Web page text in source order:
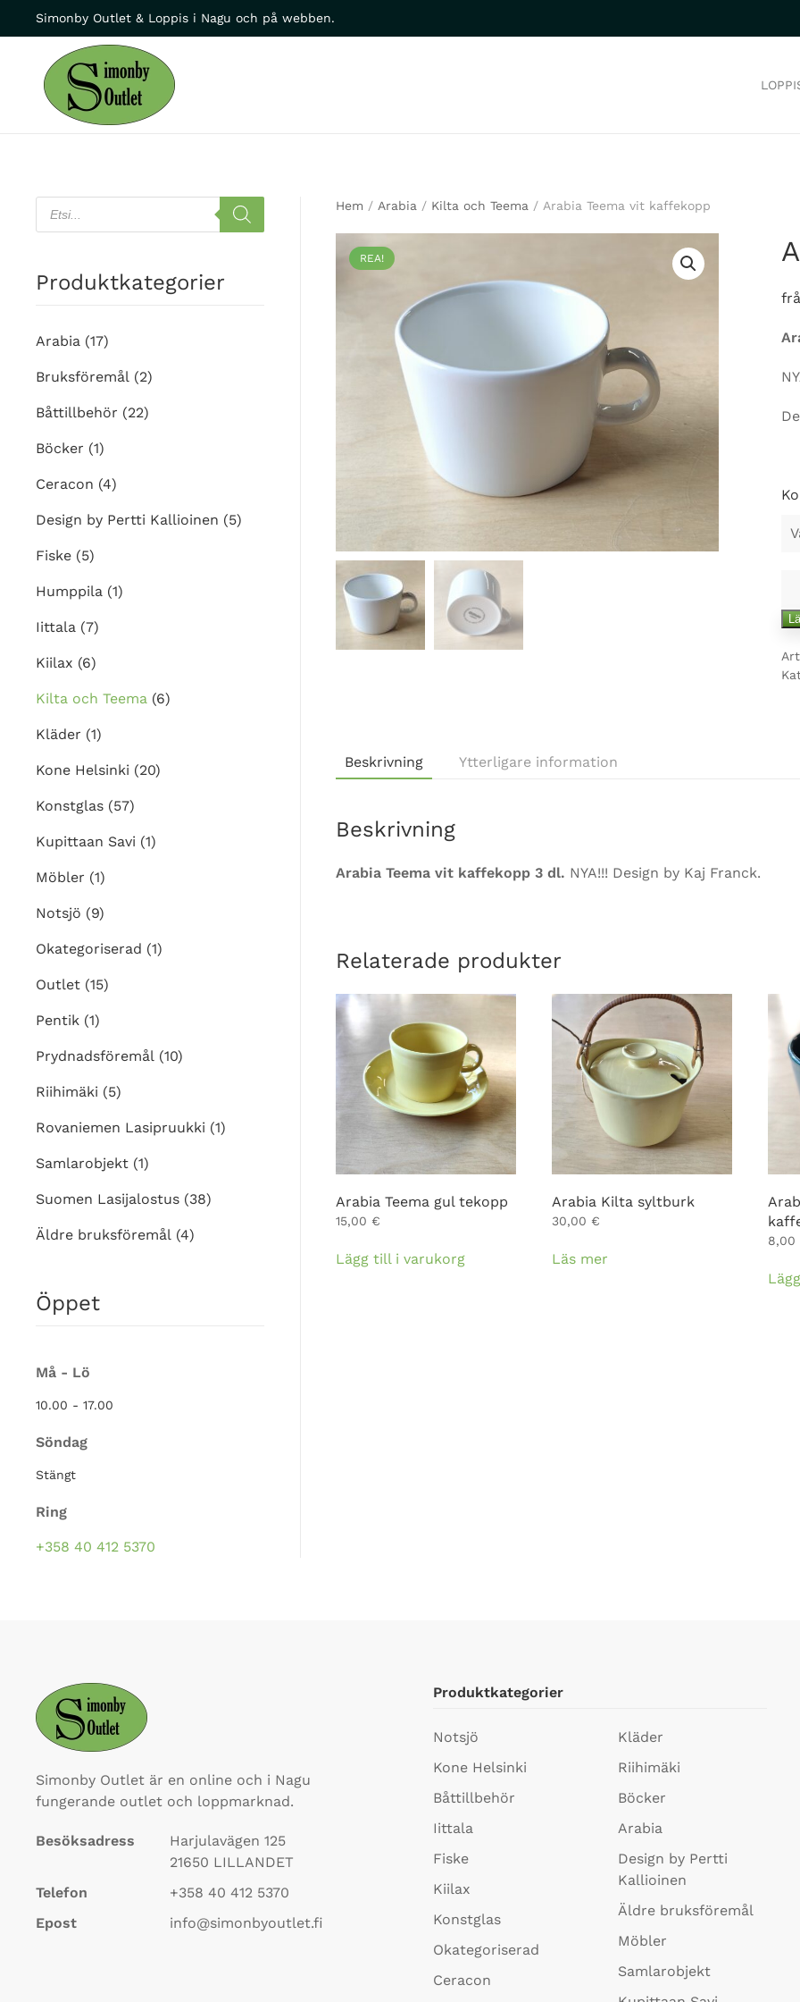
Skip to main content
Simonby Outlet & Loppis i Nagu och på webben.
Hem / Arabia / Kilta och Teema / Arabia Teema vit kaffekopp
REA!
vit
Beskrivning Ytterligare information
Beskrivning
Arabia Teema vit kaffekopp 3 dl. NYA!!! Design by Kaj Franck.
Relaterade produkter
Arabia Teema gul tekopp
15,00 €
Lägg till i varukorg
Arabia Kilta syltburk
30,00 €
Läs mer
8,00
Products
search
Produktkategorier
Arabia (17)
Bruksföremål (2)
Båttillbehör (22)
Böcker (1)
Ceracon (4)
Design by Pertti Kallioinen (5)
Fiske (5)
Humppila (1)
Iittala (7)
Kiilax (6)
Kilta och Teema (6)
Kläder (1)
Kone Helsinki (20)
Konstglas (57)
Kupittaan Savi (1)
Möbler (1)
Notsjö (9)
Okategoriserad (1)
Outlet (15)
Pentik (1)
Prydnadsföremål (10)
Riihimäki (5)
Rovaniemen Lasipruukki (1)
Samlarobjekt (1)
Suomen Lasijalostus (38)
Äldre bruksföremål (4)
Öppet
Må - Lö
10.00 - 17.00
Söndag
Stängt
Ring
+358 40 412 5370
Simonby Outlet är en online och i Nagu
fungerande outlet och loppmarknad.
Besöksadress
Harjulavägen 125
21650 LILLANDET
Telefon
+358 40 412 5370
Epost
info@simonbyoutlet.fi
Produktkategorier
Notsjö
Kone Helsinki
Båttillbehör
Iittala
Fiske
Kiilax
Konstglas
Okategoriserad
Ceracon
Kläder
Riihimäki
Böcker
Arabia
Design by Pertti
Kallioinen
Äldre bruksföremål
Möbler
Samlarobjekt